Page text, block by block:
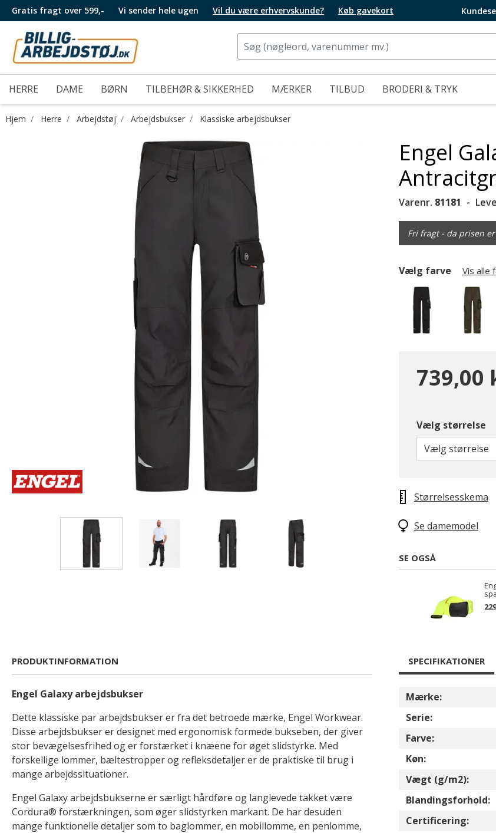
Gratis fragt over 599,- Vi sender hele ugen Vil du være erhvervskunde? Køb gavekort
HERRE DAME BØRN TILBEHØR & SIKKERHED MÆRKER TILBUD BRODERI & TRYK
Hjem Herre Arbejdstøj Arbejdsbukser Klassiske arbejdsbukser
Engel
Varenr. 81181
Fri fragt - da prisen
Vælg farve Vis alle
739,00
Vælg størrelse
Vælg størrelse
Størrelsesskema
Se damemodel
SE OGSÅ
PRODUKTINFORMATION
Engel Galaxy arbejdsbukser
Dette klassiske par arbejdsbukser er fra det betroede mærke, Engel Workwear.
Disse arbejdsbukser er designet med ergonomisk formede bukseben, der giver
stor bevægelsesfrihed og er forstærket i knæene for øget slidstyrke. Med
forskellige lommer, bæltestropper og refleksdetaljer er de praktiske til brug i
mange arbejdssituationer.
Engel Galaxy arbejdsbukserne er særligt hårdføre og langlevede takket være
Cordura® forstærkningen, som øger slidstyrken markant. De har desuden
mange funktionelle detaljer som to baglommer, en mobillomme, en penlomme,
SPECIFIKATIONER
Mærke:
Serie:
Farve:
Køn:
Vægt (g/m2):
Blandingsforhold:
Certificering: